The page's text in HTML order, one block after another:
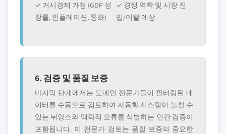
✓ 거시경제 가정 (GDP 성
장률, 인플레이션, 통화)
✓ 경쟁 역학 및 시장 진
입/이탈 예상
6. 검증 및 품질 보증
마지막 단계에서는 도메인 전문가들이 필터링된 데
이터를 수동으로 검토하여 자동화 시스템이 놀칠 수
있는 뉘앙스와 맥락적 오류를 식별하는 인간 검증이
포함됩니다. 이 전문가 검토는 품질 보증의 중요한